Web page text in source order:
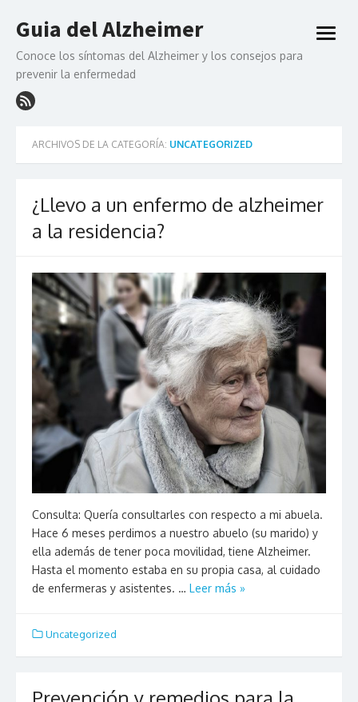
al
Guia del Alzheimer
Conoce los síntomas del Alzheimer y los consejos para
prevenir la enfermedad
abrir
ARCHIVOS DE LA CATEGORÍA: UNCATEGORIZED
¿Llevo a un enfermo de alzheimer
a la residencia?
Consulta: Quería consultarles con respecto a mi abuela.
Hace 6 meses perdimos a nuestro abuelo (su marido) y
ella además de tener poca movilidad, tiene Alzheimer.
Hasta el momento estaba en su propia casa, al cuidado
de enfermeras y asistentes. … Leer más »
Uncategorized